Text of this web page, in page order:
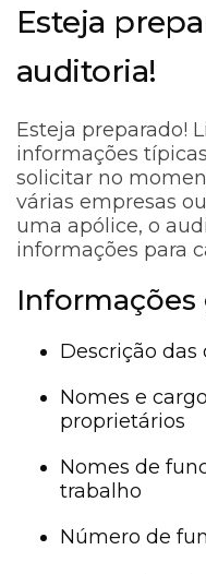
Esteja
auditoria!
Esteja preparado!
informações
solicitar no
várias empresas
uma apólice, o
informações para
Informações
Descrição das
Nomes e
proprietários
Nomes de
trabalho
Número de